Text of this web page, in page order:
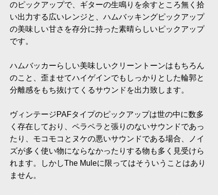
のピックアップで、ギターの生鳴りを余すところ無く拾
い出力する広いレンジと、ハムバッキングピックアップ
の美味しい甘さを存分に持った素晴らしいピックアップ
です。
ハムバッカーらしい美味しいクリーントーンはもちろん
のこと、歪ませてハイゲインでもしっかりとした輪郭と
分離感をもち抜けてくるサウンドを出力致します。
ヴィンテージPAFタイプのピックアップは世の中に数多
く存在しており、ペラペラと張りのないサウンドであっ
たり、モコモコとヌケの悪いサウンドである場合、ノイ
ズが多く使い物にならなかったりする物も多く見受けら
れます。しかしThe Muleに限ってはそういうことはあり
ません。